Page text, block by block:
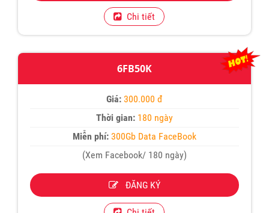
Chi tiết
6FB50K
Giá:300.000 đ
Thời gian: 180 ngày
Miễn phí:300Gb Data FaceBook
(Xem Facebook/ 180 ngày)
ĐĂNG KÝ